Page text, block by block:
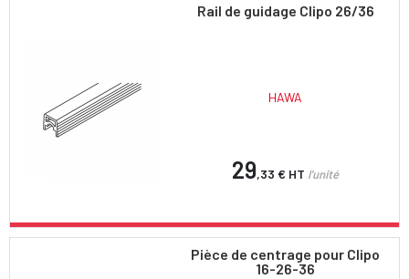
Rail de guidage Clipo 26/36
HAWA
29,33 € HT l'unité
Pièce de centrage pour Clipo
16-26-36